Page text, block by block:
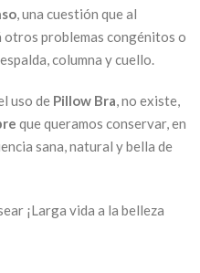
, una cuestión que al
problemas congénitos o
columna y cuello.
uso de Pillow Bra, no existe,
que queramos conservar, en
sana, natural y bella de
¡Larga vida a la belleza